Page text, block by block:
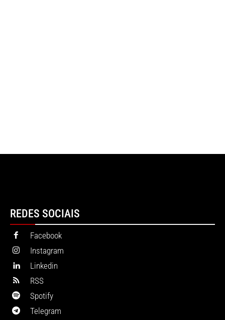
REDES SOCIAIS
Facebook
Instagram
Linkedin
RSS
Spotify
Telegram